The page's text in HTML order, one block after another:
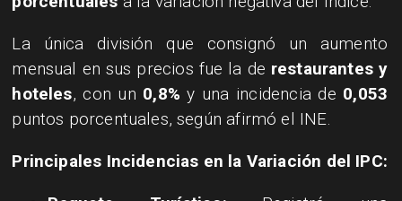
​La única división que consignó un aumento
mensual en sus precios fue la de restaurantes y
hoteles, con un 0,8%y una incidencia de 0,053
puntos porcentuales, según afirmó el INE.
​Principales Incidencias en la Variación del IPC: